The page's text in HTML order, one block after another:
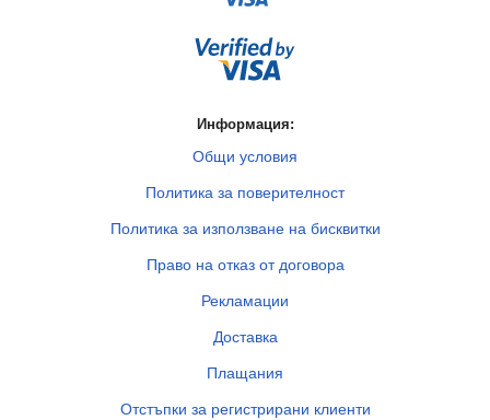
Информация:
Общи условия
Политика за поверителност
Политика за използване на бисквитки
Право на отказ от договора
Рекламации
Доставка
Плащания
Отстъпки за регистрирани клиенти